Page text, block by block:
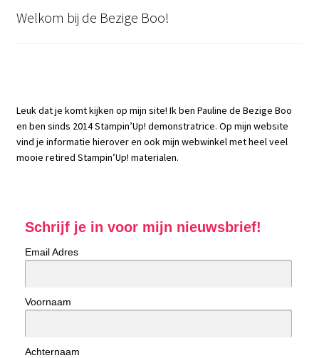
Welkom bij de Bezige Boo!
Leuk dat je komt kijken op mijn site! Ik ben Pauline de Bezige Boo
en ben sinds 2014 Stampin’Up! demonstratrice. Op mijn website
vind je informatie hierover en ook mijn webwinkel met heel veel
mooie retired Stampin’Up! materialen.
Schrijf je in voor mijn nieuwsbrief!
Email Adres
Voornaam
Achternaam